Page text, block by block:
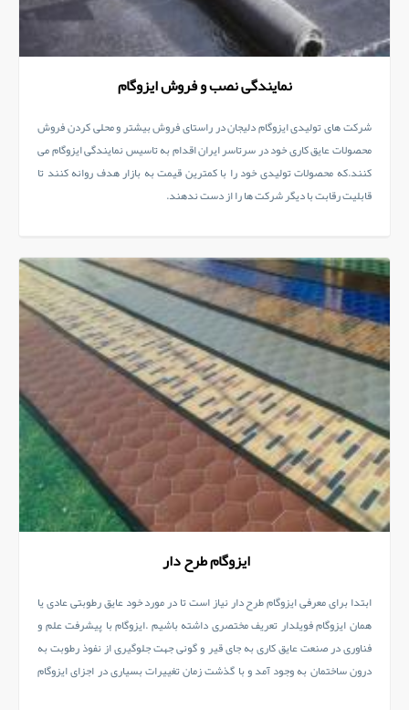
نمایندگی نصب و فروش ایزوگام
شرکت های تولیدی ایزوگام دلیجان در راستای فروش بیشتر و محلی کردن فروش
محصولات عایق کاری خود در سرتاسر ایران اقدام به تاسیس نمایندگی ایزوگام می
کنند.که محصولات تولیدی خود را با کمترین قیمت به بازار هدف روانه کنند تا
قابلیت رقابت با دیگر شرکت ها را از دست ندهند.
ایزوگام طرح دار
ابتدا برای معرفی ایزوگام طرح دار نیاز است تا در مورد خود عایق رطوبتی عادی یا
همان ایزوگام فویلدار تعریف مختصری داشته باشیم .ایزوگام با پیشرفت علم و
فناوری در صنعت عایق کاری به جای قیر و گونی جهت جلوگیری از نفوذ رطوبت به
درون ساختمان به وجود آمد و با گذشت زمان تغییرات بسیاری در اجزای ایزوگام